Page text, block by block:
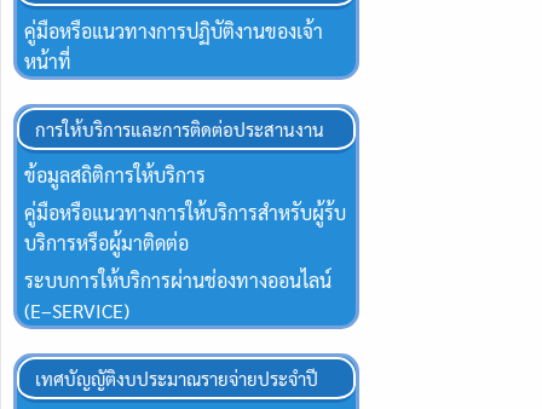
คู่มือหรือแนวทางการปฏิบัติงานของเจ้า
หน้าที่
การให้บริการและการติดต่อประสานงาน
ข้อมูลสถิติการให้บริการ
คู่มือหรือแนวทางการให้บริการสำหรับผู้ร้บ
บริการหรือผู้มาติดต่อ
ระบบการให้บริการผ่านช่องทางออนไลน์
(E–SERVICE)
เทศบัญญัติงบประมาณรายจ่ายประจำปี